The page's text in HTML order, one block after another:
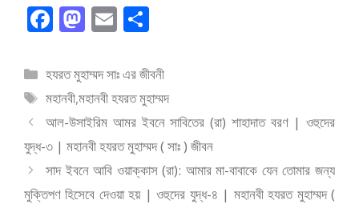
F
e
b
o
o
k
M
to
d
o
n
E
ai
l
ar
e
বিভাগ
সমূহ
হযরত মুহাম্মদ সাঃ এর জীবনী
ট্যাগ
সমূহ
মহানবী,মহানবী হযরত মুহাম্মদ
আল-উসাইরিম আমর ইবনে সাবিতের (রা) শাহাদাত বরণ | ওহুদের
যুদ্ধ-৩ | মহানবী হযরত মুহাম্মদ ( সাঃ ) জীবন
সাদ ইবনে আবি ওয়াক্কাস (রা): আমার মা-বাবাকে যেন তোমার জন্য
মুক্তিপণ হিসেবে দেওয়া হয় | ওহুদের যুদ্ধ-৪ | মহানবী হযরত মুহাম্মদ (